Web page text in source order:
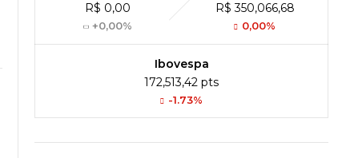
R$ 0,00
+0,00%
R$ 350,066,68
0,00%
Ibovespa
172,513,42 pts
-1.73%